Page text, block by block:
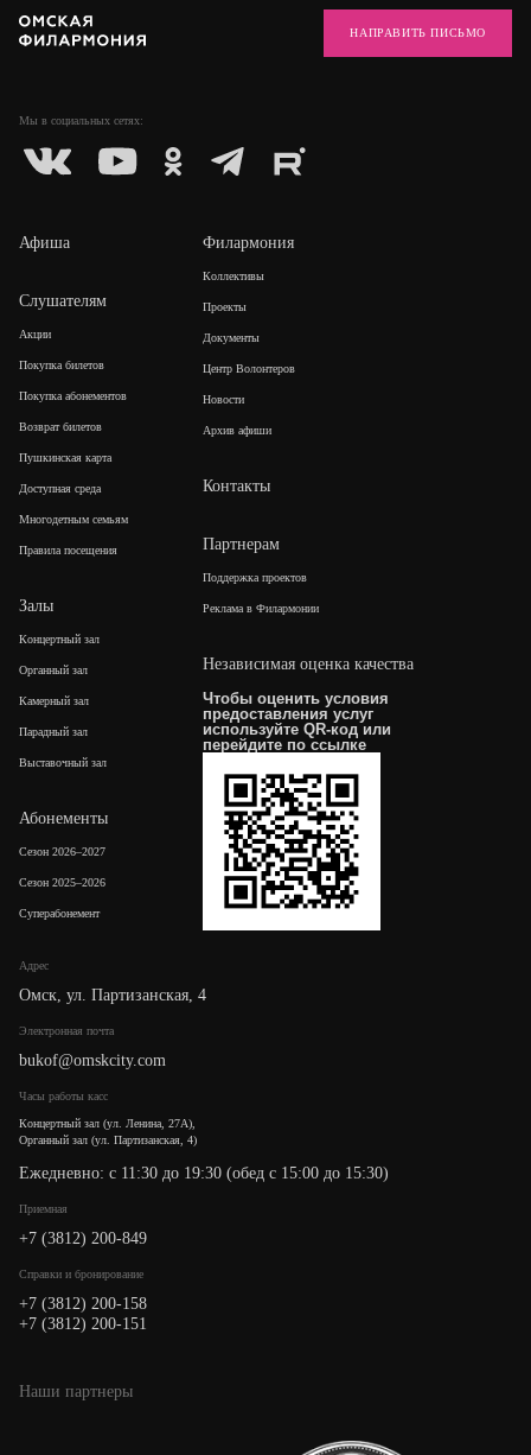
Мы в социальных сетях:
НАПРАВИТЬ ПИСЬМО
Адрес
Омск, ул. Партизанская, 4
Электронная почта
bukof@omskcity.com
Часы работы касс
Концертный зал (ул. Ленина, 27А),
Органный зал (ул. Партизанская, 4)
Ежедневно: с 11:30 до 19:30 (обед с 15:00 до 15:30)
Приемная
+7 (3812) 200-849
Cправки и бронирование
+7 (3812) 200-158
+7 (3812) 200-151
Афиша
Слушателям
Акции
Покупка билетов
Покупка абонементов
Возврат билетов
Пушкинская карта
Доступная среда
Многодетным семьям
Правила посещения
Залы
Концертный зал
Органный зал
Камерный зал
Парадный зал
Выставочный зал
Абонементы
Сезон 2026–2027
Сезон 2025–2026
Суперабонемент
Филармония
Коллективы
Проекты
Документы
Центр Волонтеров
Новости
Архив афиши
Контакты
Партнерам
Поддержка проектов
Реклама в Филармонии
Независимая оценка качества
Чтобы оценить условия
предоставления услуг
используйте QR-код или
перейдите поссылке
Наши партнеры